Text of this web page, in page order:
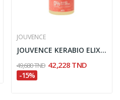
JOUVENCE
JOUVENCE KERABIO ELIXIR CHEVEUX 30ML
49,680 TND 42,228 TND
-15%